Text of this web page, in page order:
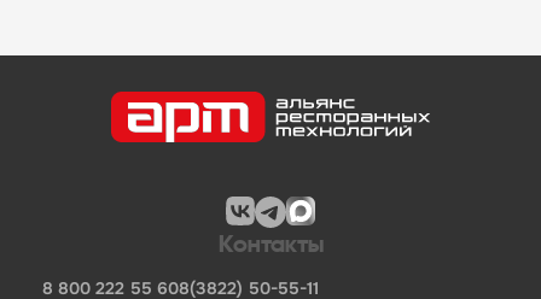
профессионального оборудования и кухонного
инвентаря благодаря качеству изготовления,
общественного питания и подходит для эксплуатации
в условиях профессиональной кухни.
Компания «Альянс Ресторанных Технологий» —
Контакты
8 800 222 55 608(3822) 50-55-11